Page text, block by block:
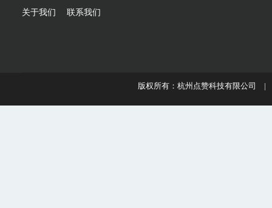
关于我们 联系我们
版权所有：杭州点赞科技有限公司